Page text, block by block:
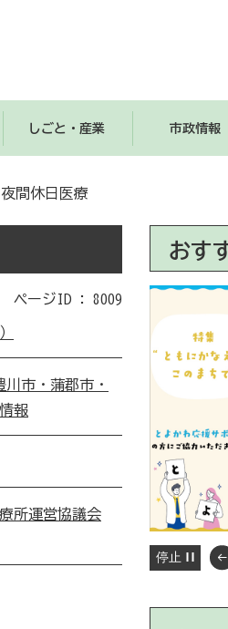
しごと・産業 市政情報
夜間休日医療
ページID : 8009
市・蒲郡市・
報
所運営協議会
おす
停止